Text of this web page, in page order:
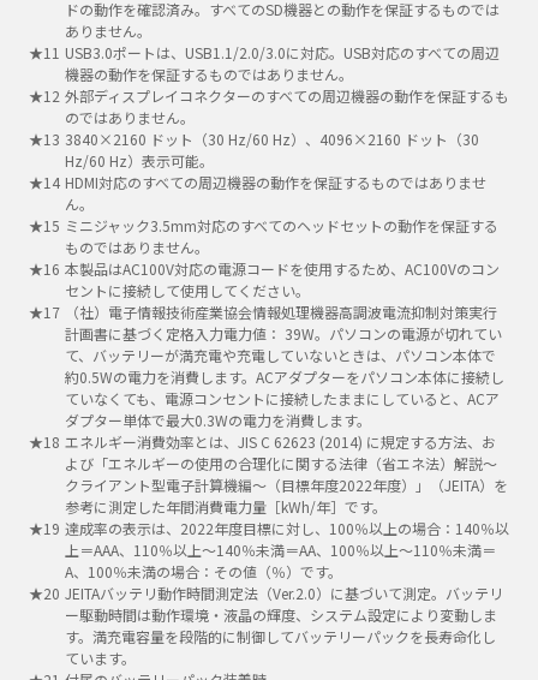
ドの動作を確認済み。すべてのSD機器との動作を保証するものでは
ありません。
USB3.0ポートは、USB1.1/2.0/3.0に対応。USB対応のすべての周辺
機器の動作を保証するものではありません。
外部ディスプレイコネクターのすべての周辺機器の動作を保証するも
のではありません。
3840×2160 ドット（30 Hz/60 Hz）、4096×2160 ドット（30
Hz/60 Hz）表示可能。
HDMI対応のすべての周辺機器の動作を保証するものではありませ
ん。
ミニジャック3.5mm対応のすべてのヘッドセットの動作を保証する
ものではありません。
本製品はAC100V対応の電源コードを使用するため、AC100Vのコン
セントに接続して使用してください。
（社）電子情報技術産業協会情報処理機器高調波電流抑制対策実行
計画書に基づく定格入力電力値： 39W。パソコンの電源が切れてい
て、バッテリーが満充電や充電していないときは、パソコン本体で
約0.5Wの電力を消費します。ACアダプターをパソコン本体に接続し
ていなくても、電源コンセントに接続したままにしていると、ACア
ダプター単体で最大0.3Wの電力を消費します。
エネルギー消費効率とは、JIS C 62623 (2014) に規定する方法、お
よび「エネルギーの使用の合理化に関する法律（省エネ法）解説～
クライアント型電子計算機編～（目標年度2022年度）」（JEITA）を
参考に測定した年間消費電力量［kWh/年］です。
達成率の表示は、2022年度目標に対し、100％以上の場合：140％以
上＝AAA、110％以上～140％未満＝AA、100％以上～110％未満＝
A、100％未満の場合：その値（％）です。
JEITAバッテリ動作時間測定法（Ver.2.0）に基づいて測定。バッテリ
ー駆動時間は動作環境・液晶の輝度、システム設定により変動しま
す。満充電容量を段階的に制御してバッテリーパックを長寿命化し
ています。